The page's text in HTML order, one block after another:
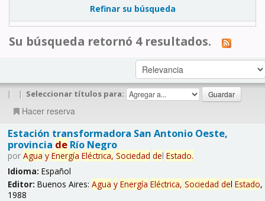
Refinar su búsqueda
Su búsqueda retornó 4 resultados.
| | Seleccionar títulos para:
Hacer reserva
Estación transformadora San Antonio Oeste,
provincia deRío Negro
por Agua y Energía Eléctrica, Sociedad del Estado.
Idioma: Español
Editor: Buenos Aires: Agua y Energía Eléctrica, Sociedad del Estado,
1988